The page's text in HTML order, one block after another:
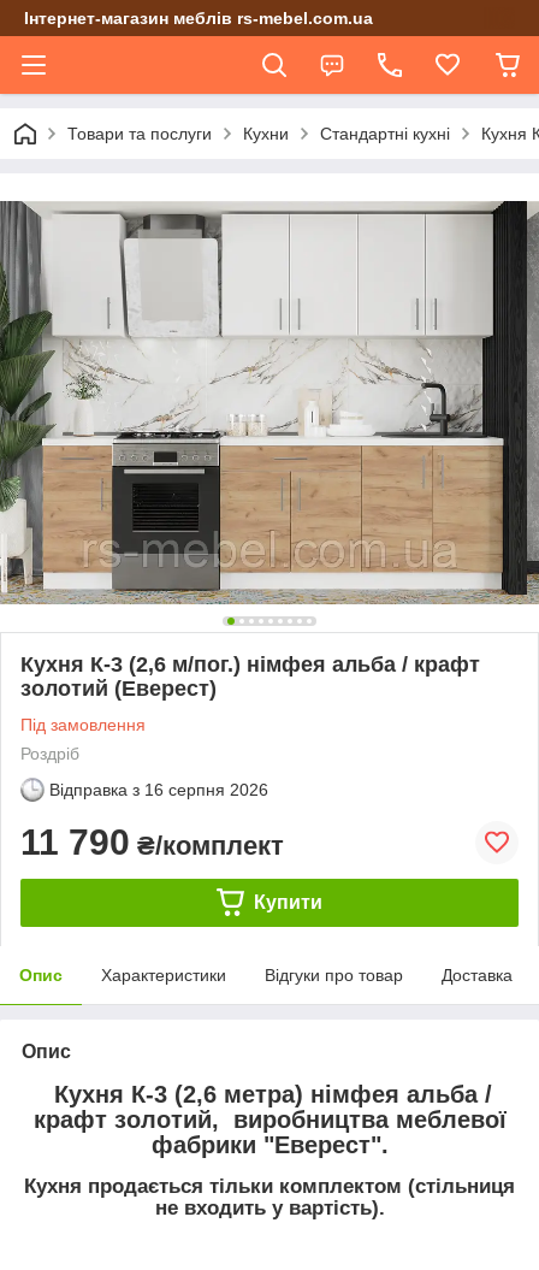
Інтернет-магазин меблів rs-mebel.com.ua
Товари та послуги Кухни Стандартні кухні Кухня
Кухня К-3 (2,6 м/пог.) німфея альба / крафт
золотий (Еверест)
Під замовлення
Роздріб
Відправка з 16 серпня 2026
11 790 ₴/комплект
Купити
Опис Характеристики Відгуки про товар Доставка
Опис
Кухня К-3 (2,6 метра) німфея альба /
крафт золотий, виробництва меблевої
фабрики "Еверест".
Кухня продається тільки комплектом (стільниця
не входить у вартість).